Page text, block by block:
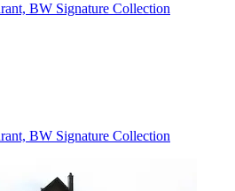
BW Signature Collection
BW Signature Collection